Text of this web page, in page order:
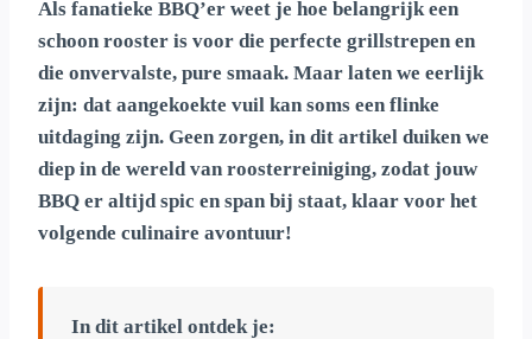
Als fanatieke BBQ’er weet je hoe belangrijk een
schoon rooster is voor die perfecte grillstrepen en
die onvervalste, pure smaak. Maar laten we eerlijk
zijn: dat aangekoekte vuil kan soms een flinke
uitdaging zijn. Geen zorgen, in dit artikel duiken we
diep in de wereld van roosterreiniging, zodat jouw
BBQ er altijd spic en span bij staat, klaar voor het
volgende culinaire avontuur!
In dit artikel ontdek je: